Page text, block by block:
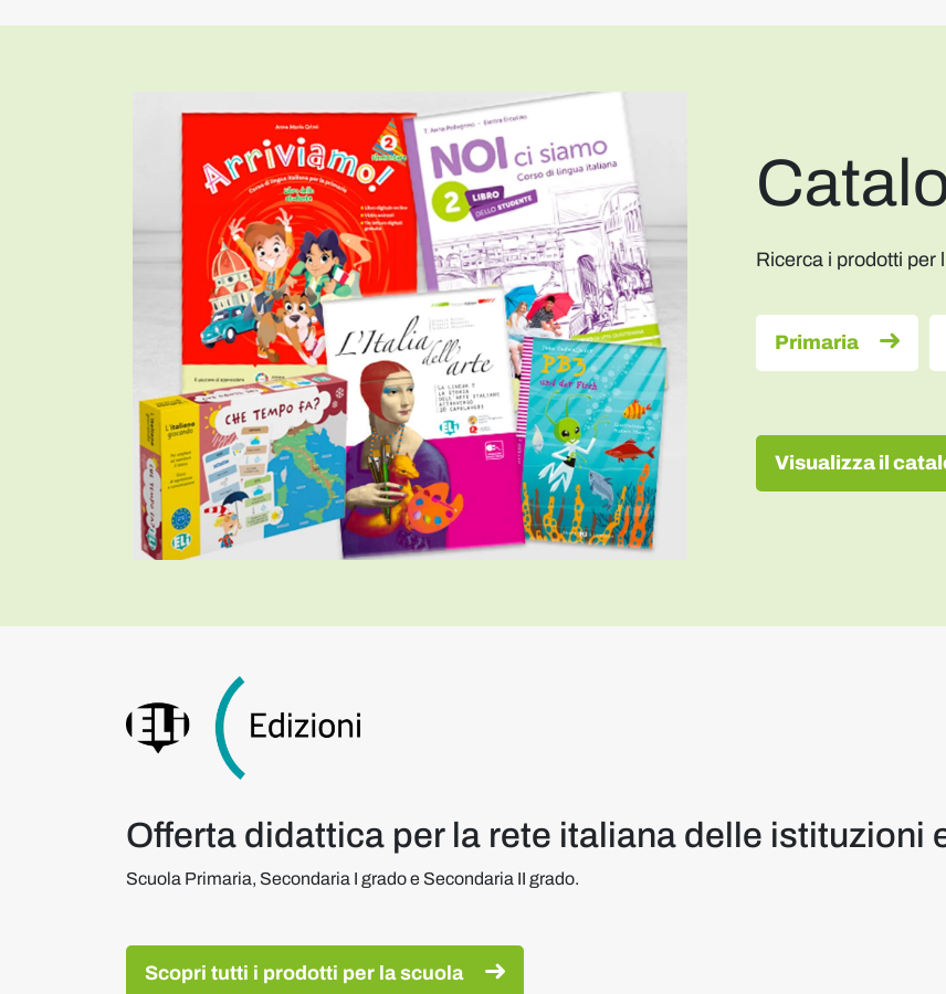
Ricerca i prodotti per
Primaria
Visualizza il
Offerta didattica per la rete italiana delle istituzioni
Scuola Primaria, Secondaria I grado e Secondaria II grado.
Scopri tutti i prodotti per la scuola